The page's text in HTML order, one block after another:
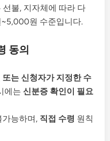
불, 지자체에 따라 다
원 수준입니다.
동의
또는 신청자가 지정한 수
에는 신분증 확인이 필요
능하며, 직접 수령 원칙